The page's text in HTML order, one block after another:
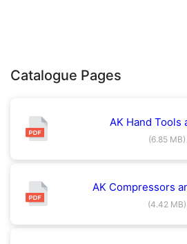
Catalogue Pages
AK Hand Tools
(6.85 MB)
AK Compressors
(4.42 MB)